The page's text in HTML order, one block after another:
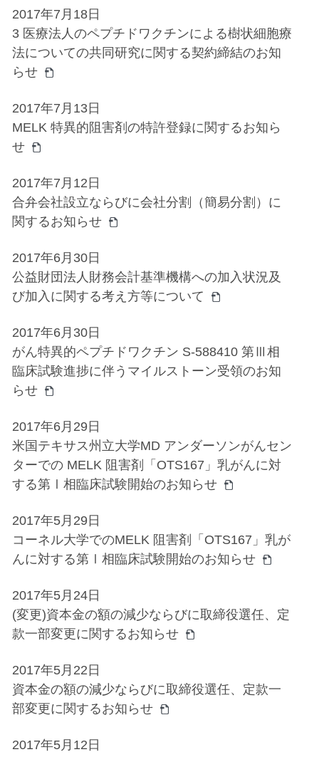
2017年7月18日
3 医療法人のペプチドワクチンによる樹状細胞療
法についての共同研究に関する契約締結のお知
らせ
2017年7月13日
MELK 特異的阻害剤の特許登録に関するお知ら
せ
2017年7月12日
合弁会社設立ならびに会社分割（簡易分割）に
関するお知らせ
2017年6月30日
公益財団法人財務会計基準機構への加入状況及
び加入に関する考え方等について
2017年6月30日
がん特異的ペプチドワクチン S-588410 第Ⅲ相
臨床試験進捗に伴うマイルストーン受領のお知
らせ
2017年6月29日
米国テキサス州立大学MD アンダーソンがんセン
ターでの MELK 阻害剤「OTS167」乳がんに対
する第Ⅰ相臨床試験開始のお知らせ
2017年5月29日
コーネル大学でのMELK 阻害剤「OTS167」乳が
んに対する第Ⅰ相臨床試験開始のお知らせ
2017年5月24日
(変更)資本金の額の減少ならびに取締役選任、定
款一部変更に関するお知らせ
2017年5月22日
資本金の額の減少ならびに取締役選任、定款一
部変更に関するお知らせ
2017年5月12日